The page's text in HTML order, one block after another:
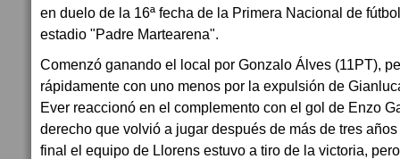
en duelo de la 16ª fecha de la Primera Nacional de
estadio "Padre Martearena".
Comenzó ganando el local por Gonzalo Álves (11PT),
rápidamente con uno menos por la expulsión de
Ever reaccionó en el complemento con el gol de Enzo
derecho que volvió a jugar después de más de tres
final el equipo de Llorens estuvo a tiro de la victoria,